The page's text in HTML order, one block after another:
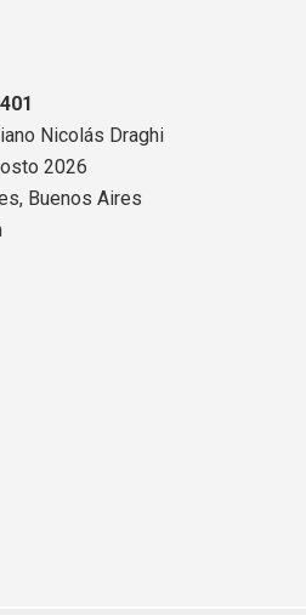
Nicolás Draghi
2026
Buenos Aires